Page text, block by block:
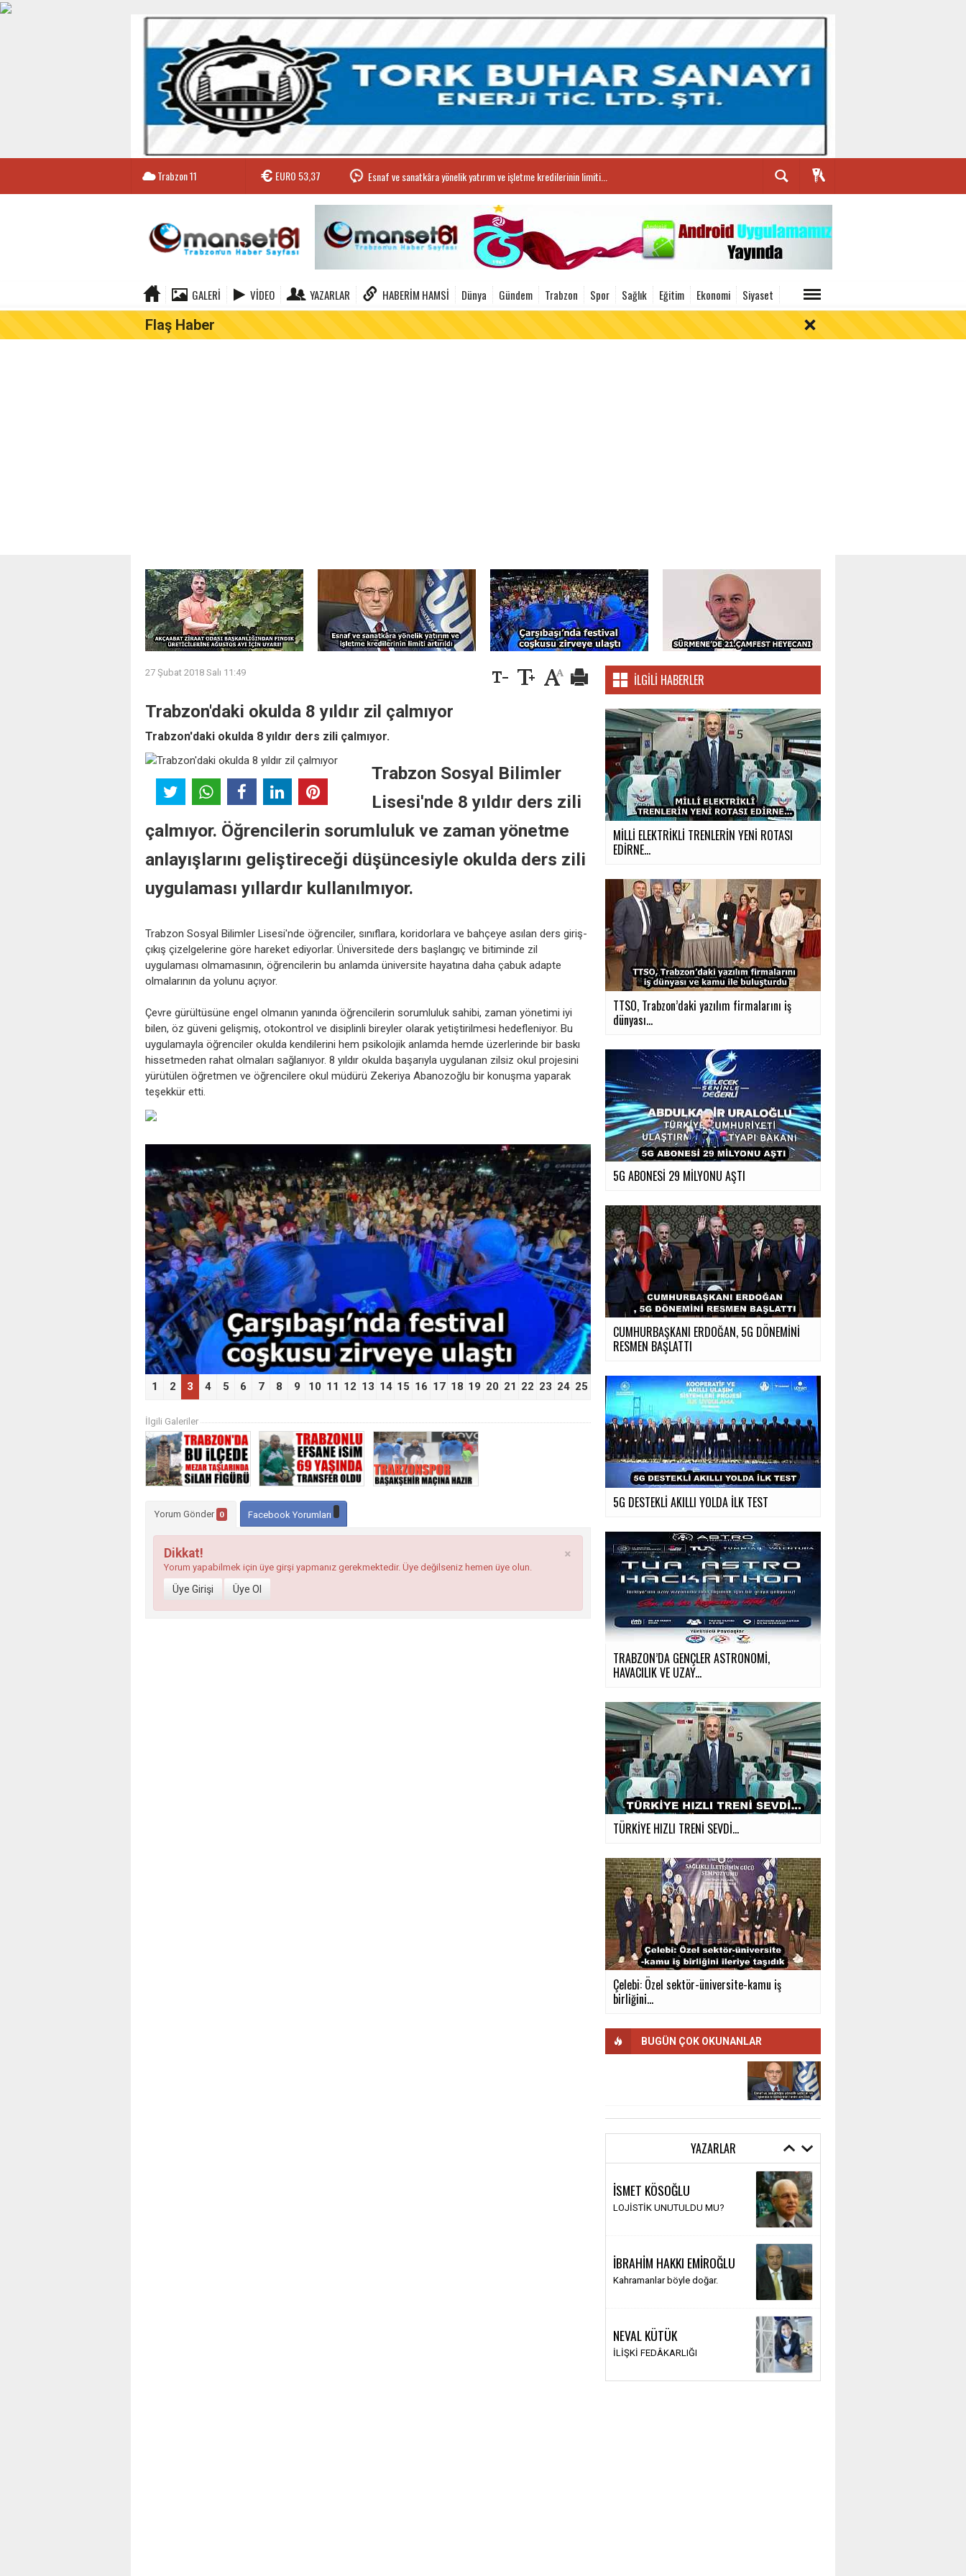
Trabzon11 EURO53,37 Esnaf ve sanatkâra yönelik yatırım ve işletme kredilerinin limiti...
GALERI VIDEO YAZARLAR HABERIM HAMSI Dünya Gündem Trabzon Spor Sağlık Eğitim Ekonomi Siyaset
Flaş Haber
27 Şubat 2018 Salı 11:49
Trabzon'daki okulda 8 yıldır zil çalmıyor
Trabzon'daki okulda 8 yıldır ders zili çalmıyor.
Trabzon Sosyal Bilimler
Lisesi'nde 8 yıldır ders zili
çalmıyor. Öğrencilerin sorumluluk ve zaman yönetme
anlayışlarını geliştireceği düşüncesiyle okulda ders zili
uygulaması yıllardır kullanılmıyor.
Trabzon Sosyal Bilimler Lisesi'nde öğrenciler, sınıflara, koridorlara ve bahçeye asılan ders giriş-
çıkış çizelgelerine göre hareket ediyorlar. Üniversitede ders başlangıç ve bitiminde zil
uygulaması olmamasının, öğrencilerin bu anlamda üniversite hayatına daha çabuk adapte
olmalarının da yolunu açıyor.
Çevre gürültüsüne engel olmanın yanında öğrencilerin sorumluluk sahibi, zaman yönetimi iyi
bilen, öz güveni gelişmiş, otokontrol ve disiplinli bireyler olarak yetiştirilmesi hedefleniyor. Bu
uygulamayla öğrenciler okulda kendilerini hem psikolojik anlamda hemde üzerlerinde bir baskı
hissetmeden rahat olmaları sağlanıyor. 8 yıldır okulda başarıyla uygulanan zilsiz okul projesini
yürütülen öğretmen ve öğrencilere okul müdürü Zekeriya Abanozoğlu bir konuşma yaparak
teşekkür etti.
1 2 3 4 5 6 7 8 9 10 11 12 13 14 15 16 17 18 19 20 21 22 23 24 25
›
İlgili Galeriler
Yorum Gönder 0 Facebook Yorumları
×
Dikkat!
Yorum yapabilmek için üye girşi yapmanız gerekmektedir. Üye değilseniz hemen üye olun.
Üye Girişi Üye Ol
İLGILI HABERLER
MİLLİ ELEKTRİKLİ TRENLERİN YENİ ROTASI
EDİRNE…
TTSO, Trabzon’daki yazılım firmalarını iş
dünyası...
5G ABONESİ 29 MİLYONU AŞTI
CUMHURBAŞKANI ERDOĞAN, 5G DÖNEMİNİ
RESMEN BAŞLATTI
5G DESTEKLİ AKILLI YOLDA İLK TEST
TRABZON’DA GENÇLER ASTRONOMİ,
HAVACILIK VE UZAY...
TÜRKİYE HIZLI TRENİ SEVDİ…
Çelebi: Özel sektör-üniversite-kamu iş
birliğini...
BUGÜN ÇOK OKUNANLAR
YAZARLAR
İSMET KÖSOĞLU
LOJİSTİK UNUTULDU MU?
İBRAHİM HAKKI EMİROĞLU
Kahramanlar böyle doğar.
NEVAL KÜTÜK
İLİŞKİ FEDÂKARLIĞI